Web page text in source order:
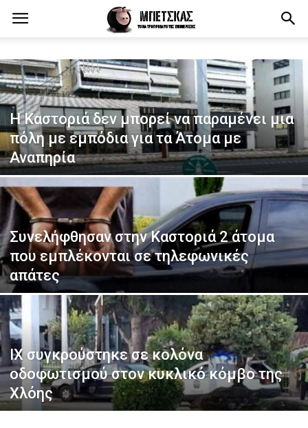
Η Καστοριά δεν μπορεί να παραμένει μια
πόλη με εμπόδια για τα Άτομα με
Αναπηρία
Συνελήφθησαν στην Καστοριά 2 άτομα
που εμπλέκονται σε τηλεφωνικές
απάτες
ΙΧ συγκρούστηκε σε κολόνα
οδοφωτισμού στον κυκλικό κόμβο της
Χλόης